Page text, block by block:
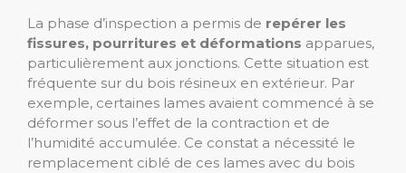
La phase d’inspection a permis de repérer les
fissures, pourritures et déformations apparues,
particulièrement aux jonctions. Cette situation est
fréquente sur du bois résineux en extérieur. Par
exemple, certaines lames avaient commencé à se
déformer sous l’effet de la contraction et de
l’humidité accumulée. Ce constat a nécessité le
remplacement ciblé de ces lames avec du bois